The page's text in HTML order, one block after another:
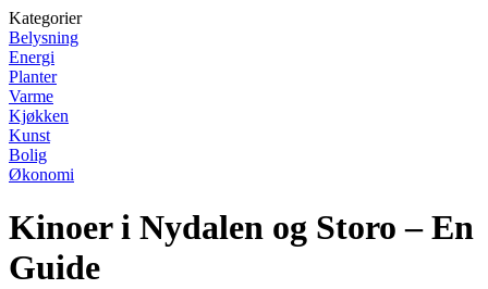
Kategorier
Belysning
Energi
Planter
Varme
Kjøkken
Kunst
Bolig
Økonomi
Kinoer i Nydalen og Storo – En
Guide